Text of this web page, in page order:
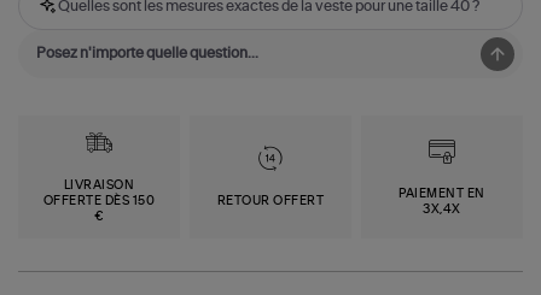
Quelles sont les mesures exactes de la veste pour une taille 40 ?
LIVRAISON
OFFERTE DÈS 150
€
RETOUR OFFERT
PAIEMENT EN
3X,4X